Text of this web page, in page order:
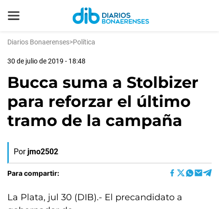
Diarios Bonaerenses>Política
30 de julio de 2019 - 18:48
Bucca suma a Stolbizer
para reforzar el último
tramo de la campaña
Por jmo2502
Para compartir:
La Plata, jul 30 (DIB).- El precandidato a